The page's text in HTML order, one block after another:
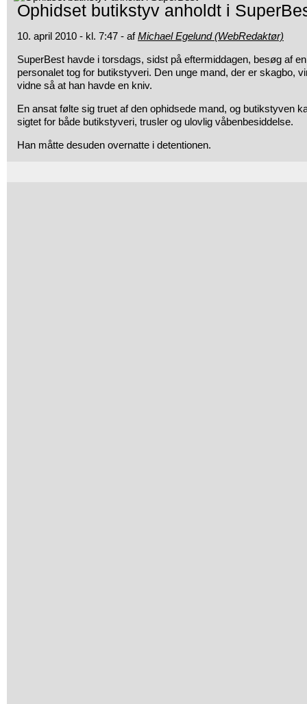
Ophidset butikstyv anholdt i
10. april 2010 - kl. 7:47 - afMichael Egelund (WebRedaktør)
SuperBest havde i torsdags, sidst på eftermiddagen, besøg af
personalet tog for butikstyveri. Den unge mand, der er skagbo,
vidne så at han havde en kniv.
En ansat følte sig truet af den ophidsede mand, og butikstyven
sigtet for både butikstyveri, trusler og ulovlig våbenbesiddelse.
Han måtte desuden overnatte i detentionen.